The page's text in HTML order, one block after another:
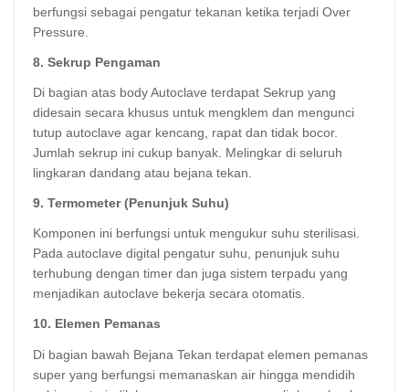
berfungsi sebagai pengatur tekanan ketika terjadi Over
Pressure.
8. Sekrup Pengaman
Di bagian atas body Autoclave terdapat Sekrup yang
didesain secara khusus untuk mengklem dan mengunci
tutup autoclave agar kencang, rapat dan tidak bocor.
Jumlah sekrup ini cukup banyak. Melingkar di seluruh
lingkaran dandang atau bejana tekan.
9. Termometer (Penunjuk Suhu)
Komponen ini berfungsi untuk mengukur suhu sterilisasi.
Pada autoclave digital pengatur suhu, penunjuk suhu
terhubung dengan timer dan juga sistem terpadu yang
menjadikan autoclave bekerja secara otomatis.
10. Elemen Pemanas
Di bagian bawah Bejana Tekan terdapat elemen pemanas
super yang berfungsi memanaskan air hingga mendidih